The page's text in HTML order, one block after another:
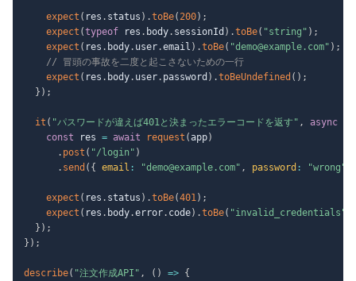
expect ( res . status ) .toBe( 200) ;
expect (typeof res . body. sessionId ) .toBe( "string" ) ;
expect ( res . body. user.email ) .toBe( "demo@example.com" ) ;
// 冒頭の事故を二度と起こさないための一行
expect ( res . body. user. password ) .toBeUndefined ( ) ;
} ) ;
it ( "パスワードが違えば401と決まったエラーコードを返す" , async
const res = await request (app)
. post ( "/login" )
. send ( { email : "demo@example.com" , password : "wrong"
expect ( res . status ) .toBe(401) ;
expect ( res . body.error. code) .toBe( "invalid_credentials"
} ) ;
} ) ;
describe( "注文作成API" , ( ) => {